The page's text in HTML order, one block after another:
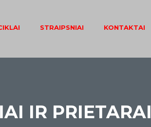
STRAIPSNIAI KONTAKTAI
IR PRIETARAI